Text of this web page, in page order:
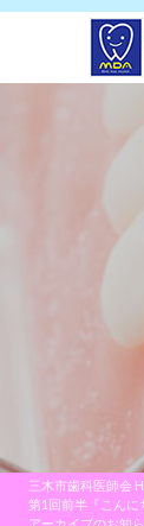
三木市歯科医師会
第1回前半『こんに